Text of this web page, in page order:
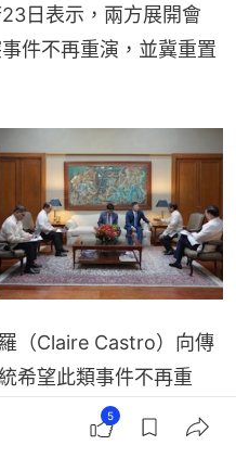
日表示，兩方展開會
件不再重演，並冀重置
（Claire Castro）向傳
希望此類事件不再重
指「無論中菲之間存在
展開重啟。」
5